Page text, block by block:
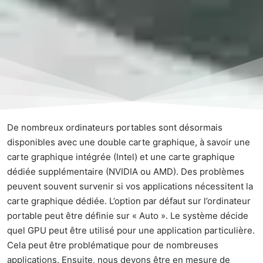
De nombreux ordinateurs portables sont désormais
disponibles avec une double carte graphique, à savoir une
carte graphique intégrée (Intel) et une carte graphique
dédiée supplémentaire (NVIDIA ou AMD). Des problèmes
peuvent souvent survenir si vos applications nécessitent la
carte graphique dédiée. L’option par défaut sur l’ordinateur
portable peut être définie sur « Auto ». Le système décide
quel GPU peut être utilisé pour une application particulière.
Cela peut être problématique pour de nombreuses
applications. Ensuite, nous devons être en mesure de